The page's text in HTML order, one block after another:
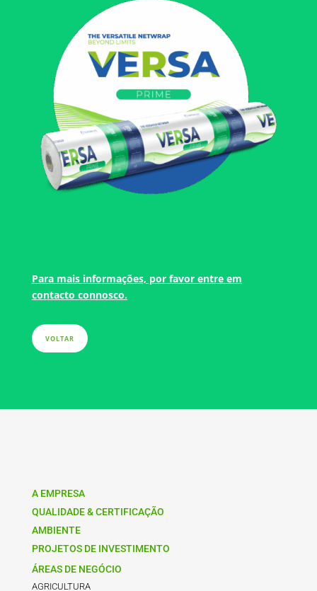
Para mais informações, por favor entre em
contacto connosco.
VOLTAR
A EMPRESA
QUALIDADE & CERTIFICAÇÃO
AMBIENTE
PROJETOS DE INVESTIMENTO
ÁREAS DE NEGÓCIO
AGRICULTURA